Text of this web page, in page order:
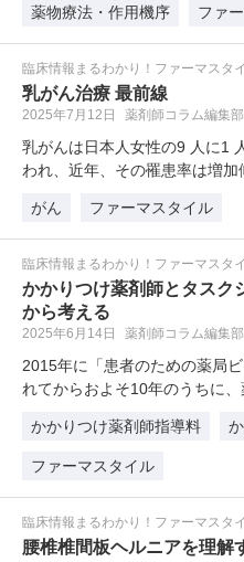
薬物療法・作用機序
ファ
臨床情報まるわかり！ファーマスタ
乳がん治療 最前線
2025年7月12日 薬剤師コラム編集部
乳がんは日本人女性の9 人に1
われ、近年、その罹患率は増加
がん
ファーマスタイル
臨床情報まるわかり！ファーマスタ
かかりつけ薬剤師とタスク
から考える
2025年6月14日 薬剤師コラム編集部
2015年に「患者のための薬局
れてからおよそ10年のうちに、
かかりつけ薬剤師指導料
ファーマスタイル
臨床情報まるわかり！ファーマスタ
腰椎椎間板ヘルニアを理解